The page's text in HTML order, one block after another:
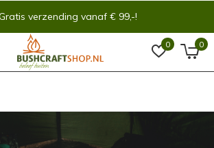
0 0
verzending vanaf € 99,-!